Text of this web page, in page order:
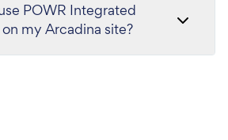
POWR Integrated
my Arcadina site?